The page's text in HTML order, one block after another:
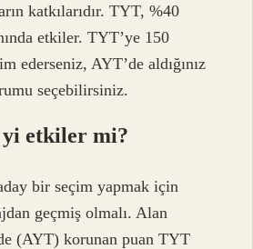
katkılarıdır. TYT, %40
etkiler. TYT’ye 150
ederseniz, AYT’de aldığınız
seçebilirsiniz.
etkiler mi?
bir seçim yapmak için
geçmiş olmalı. Alan
(AYT) korunan puan TYT